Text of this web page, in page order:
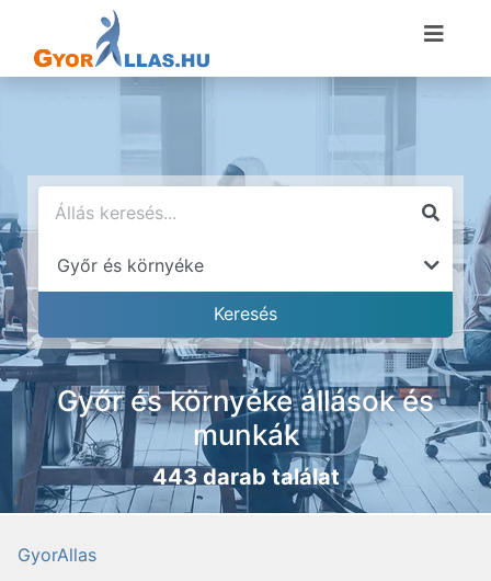
Győr és környéke állások és
munkák
443 darab találat
GyorAllas